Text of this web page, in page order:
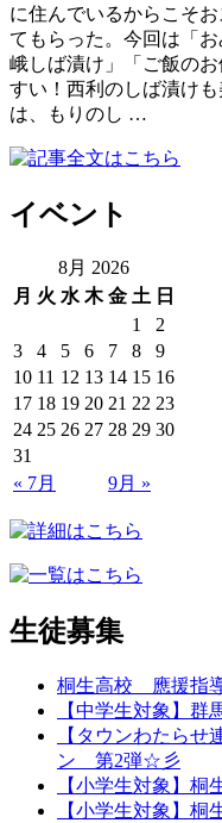
に住んでいるからこそ
てもらった。今回は「
峨しば漬け」「ご飯の
すい！西利のしば漬け
は、もりのし …
イベント
8月 2026
月 火 水 木 金 土 日
1
2
3
4 5 6 7 8
9
10 11 12 13 14 15 16
17 18 19 20 21 22 23
24 25 26 27 28 29 30
31
« 7月
9月 »
生徒募集
桐生高校 應援指
【中学生対象】
【タウンわたらせ
ン 第2弾☆彡
【小学生対象】
【小学生対象】桐